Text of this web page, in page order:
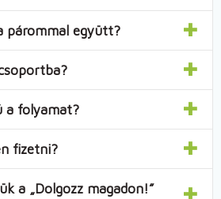
párommal együtt?
a folyamat?
fizetni?
a „Dolgozz magadon!”